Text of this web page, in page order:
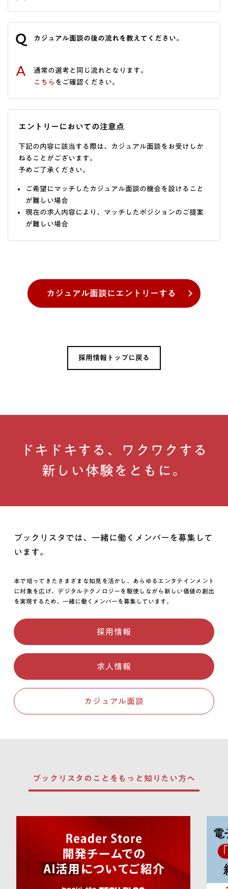
Q カジュアル面談の後の流れを教えてください。
A
通常の選考と同じ流れとなります。
こちら をご確認ください。
エントリーにおいての注意点
下記の内容に該当する際は、カジュアル面談をお受けしか
ねることがございます。
予めご了承ください。
ご希望にマッチしたカジュアル面談の機会を設けること
が難しい場合
現在の求人内容により、マッチしたポジションのご提案
が難しい場合
カジュアル面談にエントリーする
採用情報トップに戻る
ドキドキする、ワクワクする
新しい体験をともに。
ブックリスタでは、一緒に働くメンバーを募集して
います。
本で培ってきたさまざまな知見を活かし、あらゆるエンタテインメント
に対象を広げ、デジタルテクノロジーを駆使しながら新しい価値の創出
を実現するため、一緒に働くメンバーを募集しています。
採用情報
求人情報
カジュアル面談
ブックリスタのことを もっと知りたい方へ